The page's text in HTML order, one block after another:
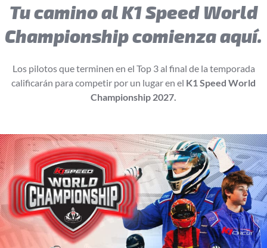
Tu camino al K1 Speed World
Championship comienza aquí.
Los pilotos que terminen en el Top 3 al final de la temporada
calificarán para competir por un lugar en el K1 Speed World
Championship 2027.